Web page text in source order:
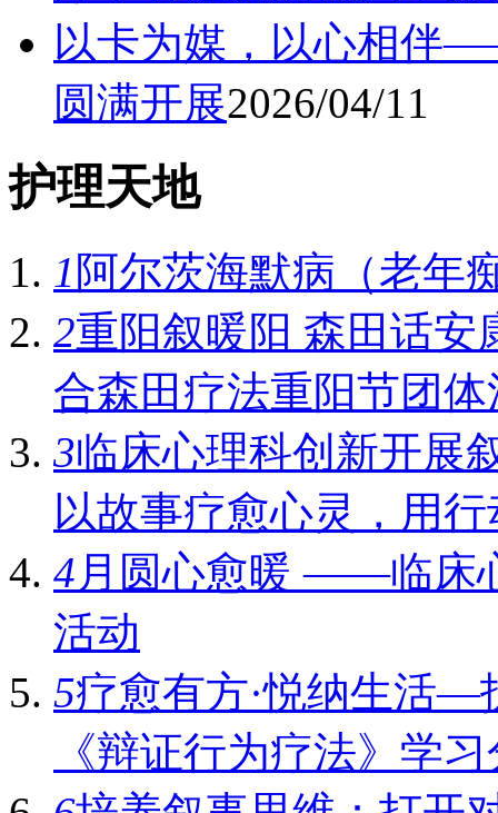
以卡为媒，以心相伴
圆满开展2026/04/11
护理天地
1 阿尔茨海默病（老年
2重阳叙暖阳 森田话安
合森田疗法重阳节团体
3临床心理科创新开展
以故事疗愈心灵，用
4 月圆心愈暖 ——临床
活动
5疗愈有方·悦纳生活—
《辩证行为疗法》学